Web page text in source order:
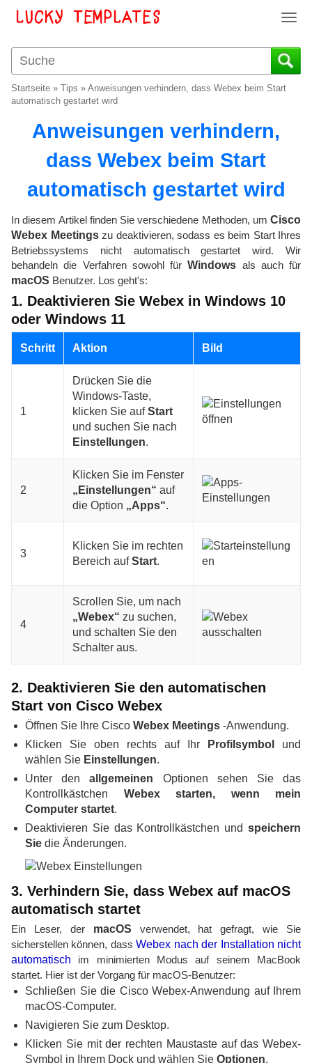
T
g
g
i
o
n
Startseite » Tips » Anweisungen verhindern, dass Webex beim Start
automatisch gestartet wird
Anweisungen verhindern,
dass Webex beim Start
automatisch gestartet wird
In diesem Artikel finden Sie verschiedene Methoden, um Cisco
Webex Meetingszu deaktivieren, sodass es beim Start Ihres
Betriebssystems nicht automatisch gestartet wird. Wir
behandeln die Verfahren sowohl fürWindows als auch für
macOS Benutzer. Los geht's:
1. Deaktivieren Sie Webex in Windows 10
oder Windows 11
Schritt Aktion Bild
1
Drücken Sie die
Windows-Taste,
klicken Sie aufStart
und suchen Sie nach
Einstellungen.
2
Klicken Sie im Fenster
„Einstellungen“ auf
die Option „Apps“.
3
Klicken Sie im rechten
Bereich aufStart.
4
Scrollen Sie, um nach
„Webex“ zu suchen,
und schalten Sie den
Schalter aus.
2. Deaktivieren Sie den automatischen
Start von Cisco Webex
Öffnen Sie Ihre Cisco Webex Meetings -Anwendung.
Klicken Sie oben rechts auf Ihr
Profilsymbol
und
wählen Sie Einstellungen.
Unter denallgemeinen Optionen sehen Sie das
Kontrollkästchen Webex starten, wenn mein
Computer startet.
Deaktivieren Sie das Kontrollkästchen und speichern
Sie die Änderungen.
3. Verhindern Sie, dass Webex auf macOS
automatisch startet
Ein Leser, der macOS verwendet, hat gefragt, wie Sie
sicherstellen können, dassWebex nach der Installation nicht
automatisch im minimierten Modus auf seinem MacBook
startet. Hier ist der Vorgang für macOS-Benutzer:
Schließen Sie die Cisco Webex-Anwendung auf Ihrem
macOS-Computer.
Navigieren Sie zum Desktop.
Klicken Sie mit der rechten Maustaste auf das Webex-
Symbol in Ihrem Dock und wählen Sie Optionen.